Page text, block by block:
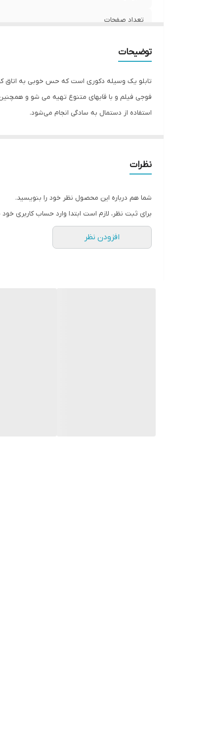
تعداد صفحات
توضیحات
تابلو یک وسیله دکوری است که حس خوبی به اتاق
فوجی فیلم و با قابهای متنوع تهیه می شو و
استفاده از دستمال به سادگی انجام می‌شود.
نظرات
شما هم درباره این محصول نظر خود را بنویسید.
برای ثبت نظر، لازم است ابتدا وارد حساب کاربری
افزودن نظر